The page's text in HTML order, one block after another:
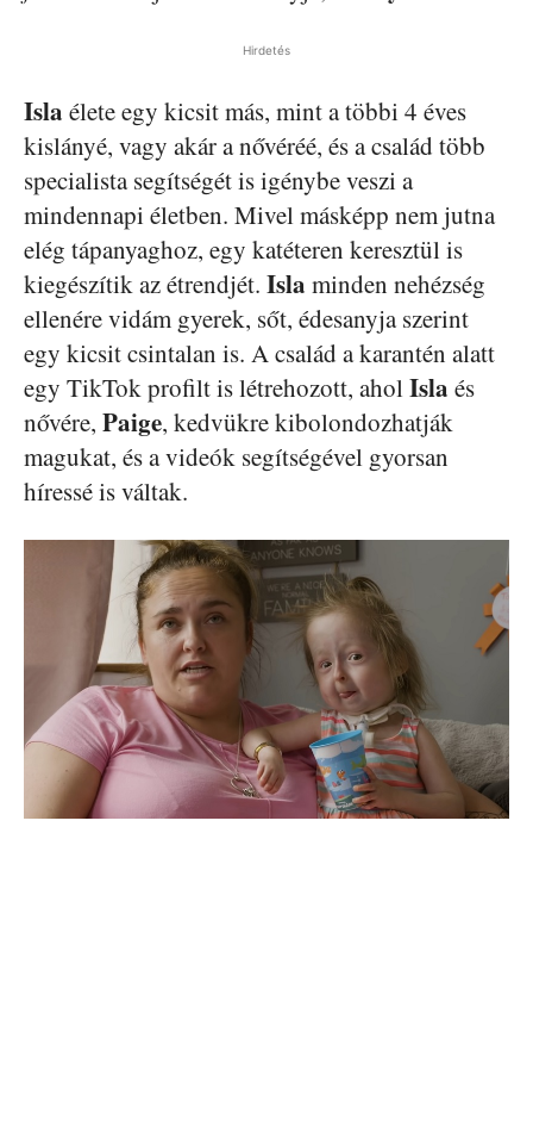
Hirdetés
Isla élete egy kicsit más, mint a többi 4 éves
kislányé, vagy akár a nővéréé, és a család több
specialista segítségét is igénybe veszi a
mindennapi életben. Mivel másképp nem jutna
elég tápanyaghoz, egy katéteren keresztül is
kiegészítik az étrendjét. Isla minden nehézség
ellenére vidám gyerek, sőt, édesanyja szerint
egy kicsit csintalan is. A család a karantén alatt
egy TikTok profilt is létrehozott, aholIsla és
nővére, Paige, kedvükre kibolondozhatják
magukat, és a videók segítségével gyorsan
híressé is váltak.